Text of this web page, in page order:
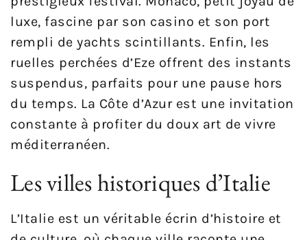
luxe, fascine par son casino et son port
rempli de yachts scintillants. Enfin, les
ruelles perchées d’Eze offrent des instants
suspendus, parfaits pour une pause hors
du temps. La Côte d’Azur est une invitation
constante à profiter du doux art de vivre
méditerranéen.
Les villes historiques d’Italie
L’Italie est un véritable écrin d’histoire et